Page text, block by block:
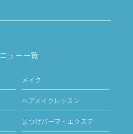
ュー一覧
メイク
ヘアメイクレッスン
まつげパーマ・エクステ